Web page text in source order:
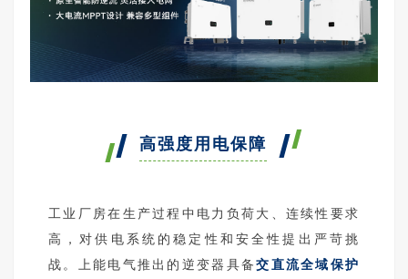
高强度用电保障
工业厂房在生产过程中电力负荷大、连续性要求
高，对供电系统的稳定性和安全性提出严苛挑
战。上能电气推出的逆变器具备交直流全域保护